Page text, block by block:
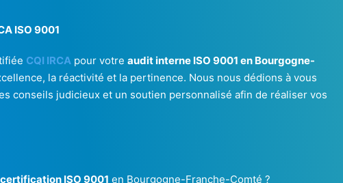
ISO 9001
CQI IRCA pour votre audit interne ISO 9001 en Bourgogne-
la réactivité et la pertinence. Nous nous dédions à vous
conseils judicieux et un soutien personnalisé afin de réaliser vos
certification ISO 9001 en Bourgogne-Franche-Comté ?